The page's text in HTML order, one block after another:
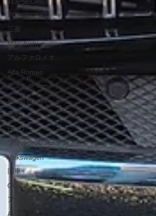
TOPSECRET
TOPSECRET
三菱
Mitsubishi-motors
アルファロメオ
Alfa Romeo
アストンマーチン
Aston Martin
日野
HINO
フォルクスワーゲン
Volkswagen
旧車
Old car
アーデン
Arden